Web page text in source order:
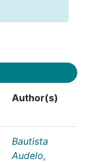
Author(s)
Bautista
Audelo,